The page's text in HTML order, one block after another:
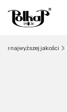
najwyższej jakości